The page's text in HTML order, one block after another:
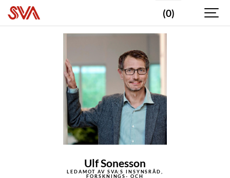
(0)
Ulf Sonesson
LEDAMOT AV SVA:S INSYNSRÅD,
FORSKNINGS- OCH